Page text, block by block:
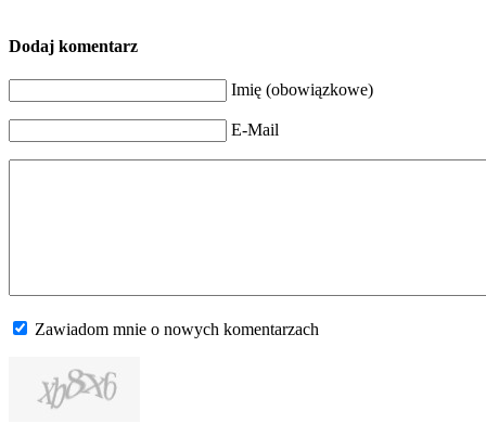
Dodaj komentarz
Imię (obowiązkowe)
E-Mail
Zawiadom mnie o nowych komentarzach